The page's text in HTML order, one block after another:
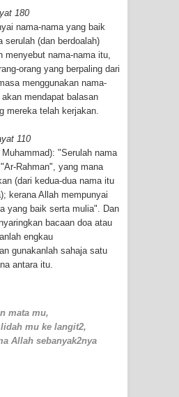
180
nama-nama yang baik
serulah (dan berdoalah)
menyebut nama-nama itu,
orang yang berpaling dari
menggunakan nama-
mendapat balasan
mereka telah kerjakan.
110
"Serulah nama
Rahman", yang mana
(dari kedua-dua nama itu
kerana Allah mempunyai
yang baik serta mulia". Dan
bacaan doa atau
engkau
gunakanlah sahaja satu
antara itu.
mata mu,
mu ke langit2,
Allah sebanyak2nya